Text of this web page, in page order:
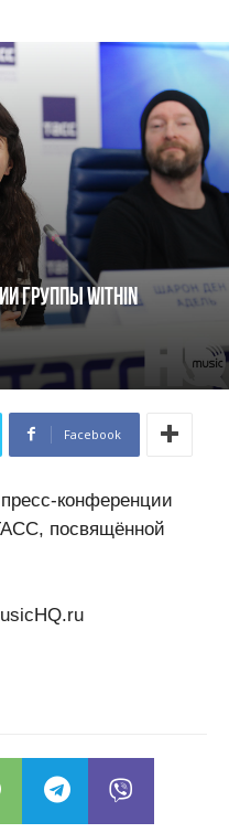
группы Within
Facebook
конференции
посвящённой